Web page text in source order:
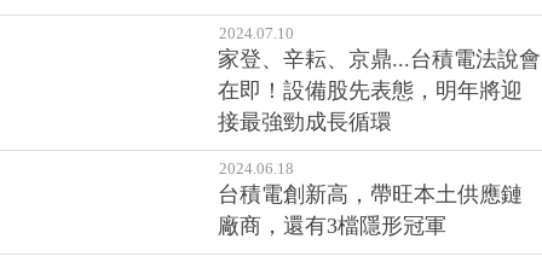
2024.07.10
家登、辛耘、京鼎...台積電法說會
在即！設備股先表態，明年將迎
接最強勁成長循環
2024.06.18
台積電創新高，帶旺本土供應鏈
廠商，還有3檔隱形冠軍